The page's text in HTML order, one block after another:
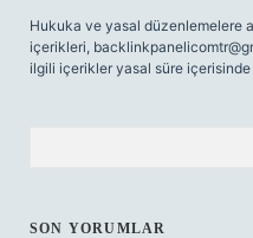
Hukuka ve yasal düzenlemelere
içerikleri,
ilgili içerikler yasal süre içerisinde
SON YORUMLAR